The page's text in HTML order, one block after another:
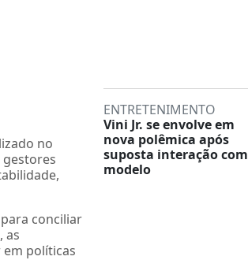
no
conciliar
as
políticas
ENTRETENIMENTO
Vini Jr. se envolve em
nova polêmica após
suposta interação com
modelo